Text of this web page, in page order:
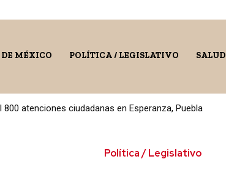
MÉXICO POLÍTICA / LEGISLATIVO SALUD
atenciones ciudadanas en Esperanza, Puebla
Política / Legislativo